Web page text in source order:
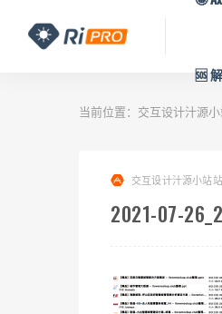
🆘
当前位置： 交互设计汁源
交互设计汁源小站
2021-07-